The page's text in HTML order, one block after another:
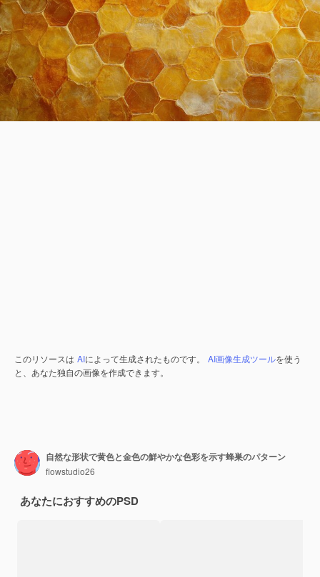
このリソースは AIによって生成されたものです。 AI画像生成ツールを使う
と、あなた独自の画像を作成できます。
自然な形状で黄色と金色の鮮やかな色彩を示す蜂巣のパターン
flowstudio26
あなたにおすすめのPSD